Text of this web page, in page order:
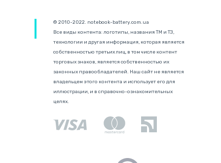
© 2010-2022. notebook-battery.com.ua
Все виды контента: логотипы, названия ТМ и ТЗ,
технологии и другая информация, которая является
собственностью третьих лиц, в том числе контент
торговых знаков, является собственностью их
законных правообладателей. Наш сайт не является
владельцем этого контента и использует его для
иллюстрации, и в справочно-ознакомительных
целях.